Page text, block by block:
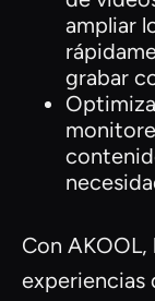
ampliar
grabar
Con AKOOL,
experiencias